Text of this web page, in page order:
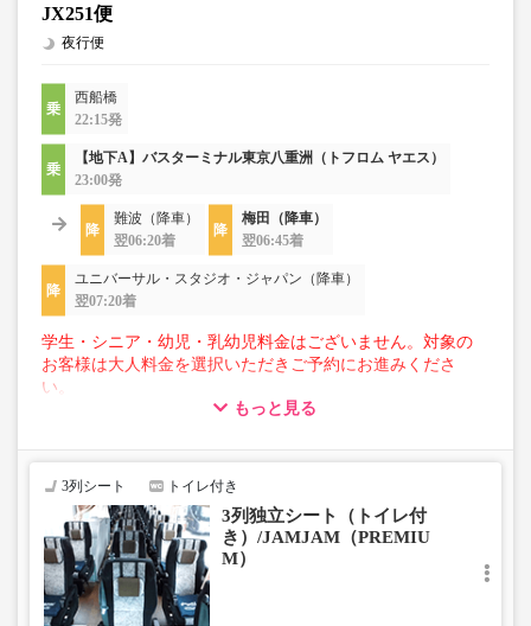
JX251便
夜行便
西船橋
22:15発
【地下A】バスターミナル東京八重洲（トフロム ヤエス）
23:00発
難波（降車）
翌06:20着
梅田（降車）
翌06:45着
ユニバーサル・スタジオ・ジャパン（降車）
翌07:20着
学生・シニア・幼児・乳幼児料金はございません。対象の
お客様は大人料金を選択いただきご予約にお進みくださ
い。
■トランクにてお預かりできる荷物
・3辺合計160cm以内、かつ10kg以下のものをおひとり様1
■お預かりできない荷物（貴重品以外は車内持ち込みも不
可）
楽器・自転車（折りたたみ含む）・ボード等の大きな荷
物、壊れ物、危険物、貴重品、ペット、
上記「トランクにてお預かりできる荷物」の条件を満たさ
もっと見る
3列シート トイレ付き
3列独立シート（トイレ付
き）/JAMJAM（PREMIU
M）